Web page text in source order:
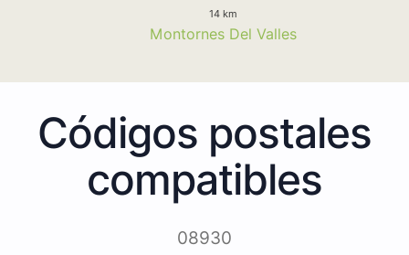
14 km
Montornes Del Valles
Códigos postales
compatibles
08930